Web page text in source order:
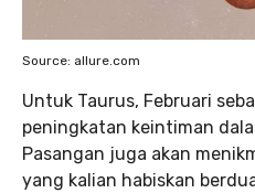
Source: allure.com
Untuk Taurus, Februari
peningkatan keintiman
Pasangan juga akan
yang kalian habiskan